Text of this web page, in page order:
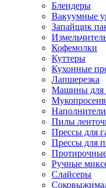
Блендеры
Вакуумные
Запайщик
Кофемолки
Куттеры
Кухонные
Лапшерезка
Машины для
Пилы
Прессы для
Прессы для
Ручные
Слайсеры